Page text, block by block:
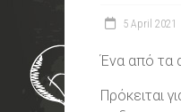
5 April 2021
Ένα από τα
Πρόκειται